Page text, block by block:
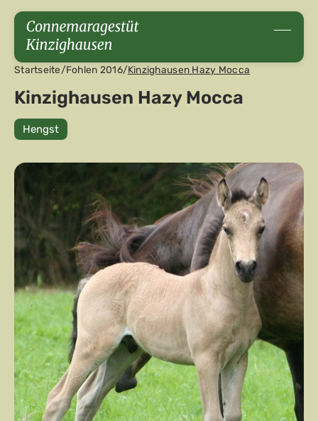
Startseite/Fohlen 2016/Kinzighausen Hazy Mocca
Kinzighausen Hazy Mocca
Hengst